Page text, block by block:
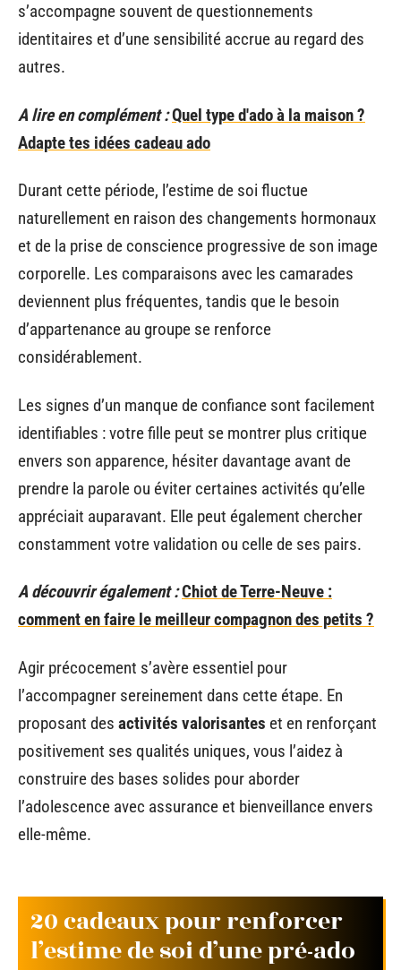
s’accompagne souvent de questionnements
identitaires et d’une sensibilité accrue au regard des
autres.
A lire en complément :Quel type d'ado à la maison ?
Adapte tes idées cadeau ado
Durant cette période, l’estime de soi fluctue
naturellement en raison des changements hormonaux
et de la prise de conscience progressive de son image
corporelle. Les comparaisons avec les camarades
deviennent plus fréquentes, tandis que le besoin
d’appartenance au groupe se renforce
considérablement.
Les signes d’un manque de confiance sont facilement
identifiables : votre fille peut se montrer plus critique
envers son apparence, hésiter davantage avant de
prendre la parole ou éviter certaines activités qu’elle
appréciait auparavant. Elle peut également chercher
constamment votre validation ou celle de ses pairs.
A découvrir également :Chiot de Terre-Neuve :
comment en faire le meilleur compagnon des petits ?
Agir précocement s’avère essentiel pour
l’accompagner sereinement dans cette étape. En
proposant des activités valorisantes et en renforçant
positivement ses qualités uniques, vous l’aidez à
construire des bases solides pour aborder
l’adolescence avec assurance et bienveillance envers
elle-même.
20 cadeaux pour renforcer
l’estime de soi d’une pré-ado